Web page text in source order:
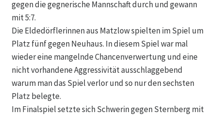
gegen die gegnerische Mannschaft durch und gewann
mit 5:7.
Die Eldedörflerinnen aus Matzlow spielten im Spiel um
Platz fünf gegen Neuhaus. In diesem Spiel war mal
wieder eine mangelnde Chancenverwertung und eine
nicht vorhandene Aggressivität ausschlaggebend
warum man das Spiel verlor und so nur den sechsten
Platz belegte.
Im Finalspiel setzte sich Schwerin gegen Sternberg mit